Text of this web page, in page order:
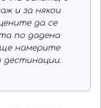
и за някои
да се
по дадена
намерите
дестинации.